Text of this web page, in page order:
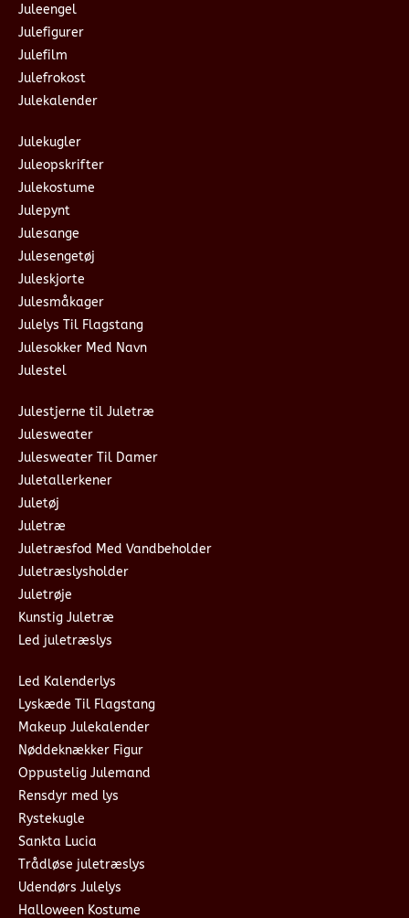
Juleengel
Julefigurer
Julefilm
Julefrokost
Julekalender
Julekugler
Juleopskrifter
Julekostume
Julepynt
Julesange
Julesengetøj
Juleskjorte
Julesmåkager
Julelys Til Flagstang
Julesokker Med Navn
Julestel
Julestjerne til Juletræ
Julesweater
Julesweater Til Damer
Juletallerkener
Juletøj
Juletræ
Juletræsfod Med Vandbeholder
Juletræslysholder
Juletrøje
Kunstig Juletræ
Led juletræslys
Led Kalenderlys
Lyskæde Til Flagstang
Makeup Julekalender
Nøddeknækker Figur
Oppustelig Julemand
Rensdyr med lys
Rystekugle
Sankta Lucia
Trådløse juletræslys
Udendørs Julelys
Halloween Kostume